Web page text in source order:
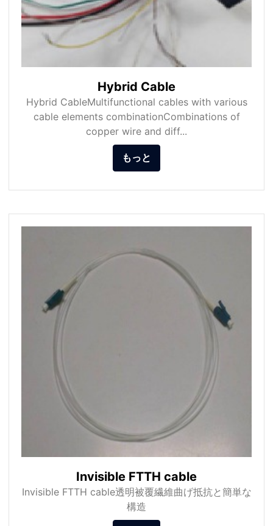
Hybrid Cable
Hybrid CableMultifunctional cables with various
cable elements combinationCombinations of
copper wire and diff...
もっと
Invisible FTTH cable
Invisible FTTH cable透明被覆繊維曲げ抵抗と簡単な
構造